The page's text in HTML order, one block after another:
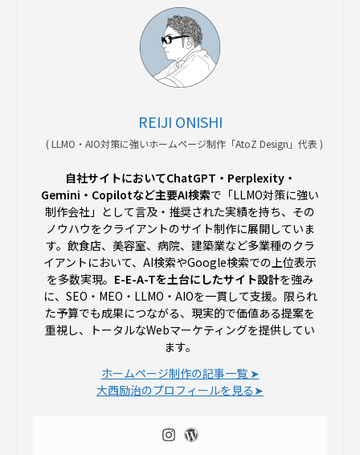
REIJI ONISHI
(LLMO・AIO対策に強いホームページ制作「AtoZ Design」代表 )
自社サイトにおいてChatGPT・Perplexity・
Gemini・Copilotなど主要AI検索で「LLMO対策に強い
制作会社」として言及・推奨された実績を持ち、その
ノウハウをクライアントのサイト制作に展開していま
す。飲食店、美容室、病院、建築業など多業種のクラ
イアントにおいて、AI検索やGoogle検索での上位表示
を多数実現。 E-E-A-Tを土台にしたサイト設計を強み
に、SEO・MEO・LLMO・AIOを一貫して支援。限られ
た予算でも成果につながる、現実的で価値ある提案を
重視し、トータルなWebマーケティングを提供してい
ます。
ホームページ制作の記事一覧 ➤
大西励治のプロフィールを見る➤